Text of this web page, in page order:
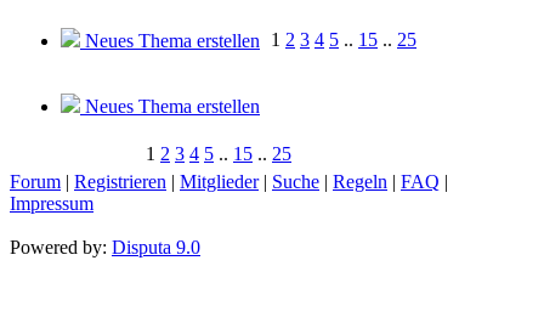
Neues Thema erstellen 1 2 3 4 5 .. 15 .. 25
Neues Thema erstellen
1 2 3 4 5 .. 15 .. 25
Forum | Registrieren | Mitglieder| Suche | Regeln | FAQ |
Impressum
Powered by: Disputa 9.0